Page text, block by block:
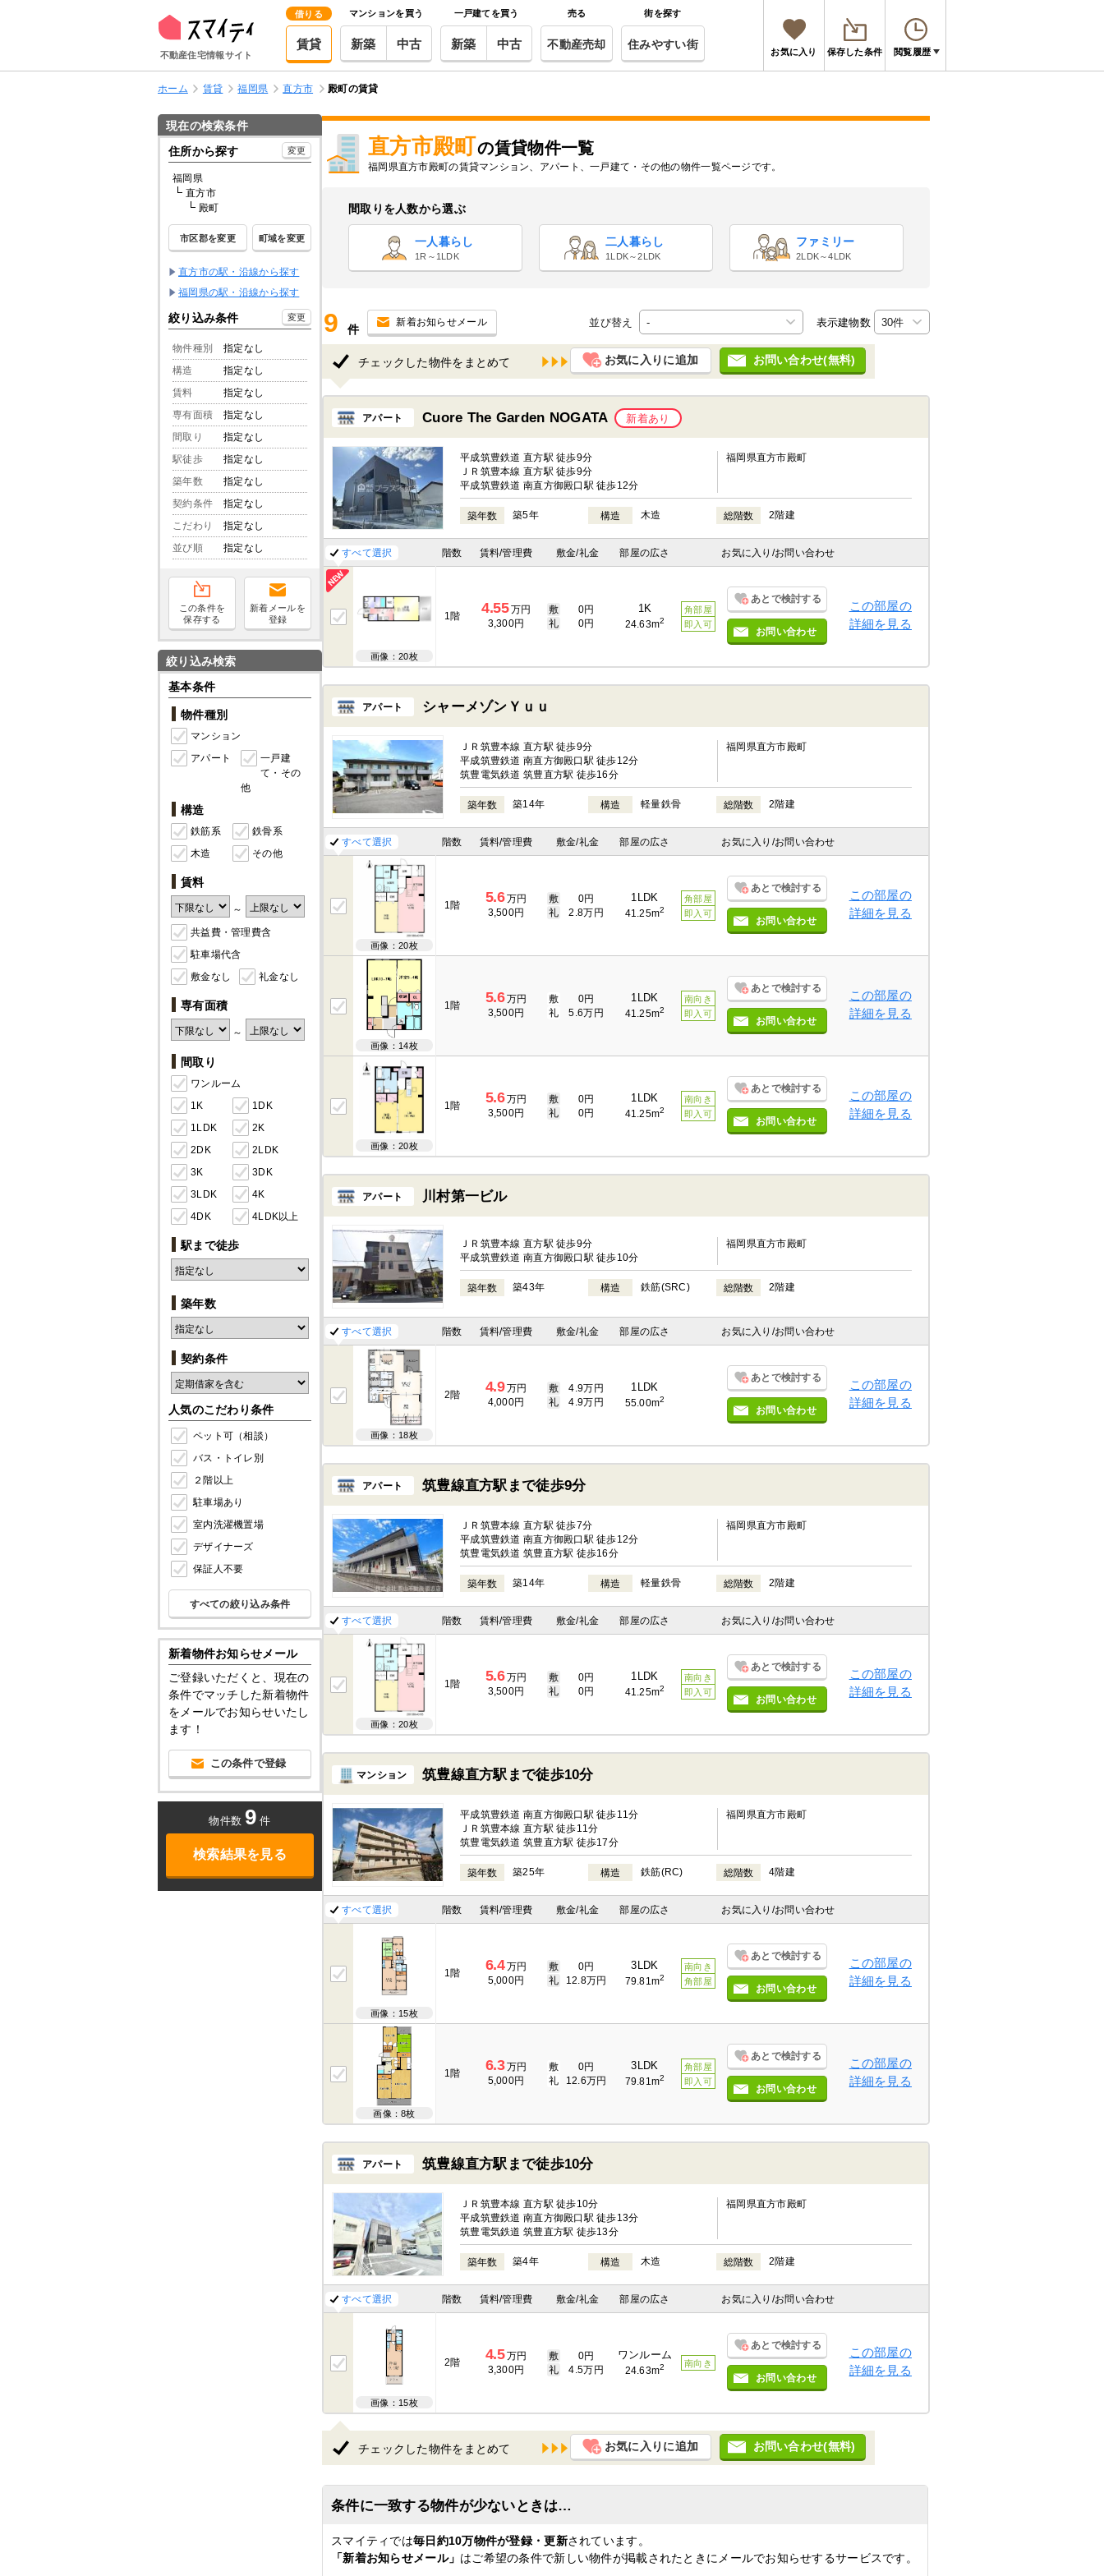
不動産住宅情報サイト
借りる
賃貸
マンションを買う
新築 中古
一戸建てを買う
新築 中古
売る
不動産売却
街を探す
住みやすい街
お気に入り 保存した条件 閲覧履歴
ホーム 賃貸 福岡県 直方市 殿町の賃貸
現在の検索条件
住所から探す
変更
福岡県
直方市
殿町
市区郡を変更 町域を変更
直方市の駅・沿線から探す
福岡県の駅・沿線から探す
絞り込み条件 変更
物件種別
指定なし
構造
指定なし
賃料
指定なし
専有面積
指定なし
間取り
指定なし
駅徒歩
指定なし
築年数
指定なし
契約条件
指定なし
こだわり
指定なし
並び順
指定なし
この条件を
保存する
新着メールを
登録
絞り込み検索
基本条件
物件種別
マンション
アパート
一戸建
て・その
他
構造
鉄筋系
鉄骨系
木造
その他
賃料
～
共益費・管理費含
駐車場代含
敷金なし
礼金なし
専有面積
～
間取り
ワンルーム
1K
1DK
1LDK
2K
2DK
2LDK
3K
3DK
3LDK
4K
4DK
4LDK以上
駅まで徒歩
築年数
契約条件
人気のこだわり条件
ペット可（相談）
バス・トイレ別
２階以上
駐車場あり
室内洗濯機置場
デザイナーズ
保証人不要
すべての絞り込み条件
新着物件お知らせメール
ご登録いただくと、現在の
条件でマッチした新着物件
をメールでお知らせいたし
ます！
この条件で登録
物件数 9 件
検索結果を見る
直方市殿町の賃貸物件一覧
福岡県直方市殿町の賃貸マンション、アパート、一戸建て・その他の物件一覧ページです。
間取りを人数から選ぶ
一人暮らし
1R～1LDK
二人暮らし
1LDK～2LDK
ファミリー
2LDK～4LDK
9 件
新着お知らせメール 表示建物数
並び替え
チェックした物件を お気に入りに追加 お問い合わせ(無料)
アパート Cuore The Garden NOGATA 新着あり
平成筑豊鉄道 直方駅 徒歩9分
ＪＲ筑豊本線 直方駅 徒歩9分
平成筑豊鉄道 南直方御殿口駅 徒歩12分
福岡県直方市殿町
築年数 築5年 構造 木造 総階数 2階建
すべて選択 階数 賃料/管理費 敷金/礼金 部屋の広さ お気に入り /お問い合わせ
画像：20枚
1階 4.55万円
3,300円
敷
0円
礼
0円
1K
24.63m2
角部屋
即入可
あとで検討する
お問い合わせ
この部屋の
詳細を見る
アパート シャーメゾンＹｕｕ
ＪＲ筑豊本線 直方駅 徒歩9分
平成筑豊鉄道 南直方御殿口駅 徒歩12分
筑豊電気鉄道 筑豊直方駅 徒歩16分
福岡県直方市殿町
築年数 築14年 構造 軽量鉄骨 総階数 2階建
すべて選択 階数 賃料/管理費 敷金/礼金 部屋の広さ お気に入り /お問い合わせ
画像：20枚
1階 5.6万円
3,500円
敷
0円
礼
2.8万円
1LDK
41.25m2
角部屋
即入可
あとで検討する
お問い合わせ
この部屋の
詳細を見る
画像：14枚
1階 5.6万円
3,500円
敷
0円
礼
5.6万円
1LDK
41.25m2
南向き
即入可
あとで検討する
お問い合わせ
この部屋の
詳細を見る
画像：20枚
1階 5.6万円
3,500円
敷
0円
礼
0円
1LDK
41.25m2
南向き
即入可
あとで検討する
お問い合わせ
この部屋の
詳細を見る
アパート 川村第一ビル
ＪＲ筑豊本線 直方駅 徒歩9分
平成筑豊鉄道 南直方御殿口駅 徒歩10分
福岡県直方市殿町
築年数 築43年 構造 鉄筋(SRC) 総階数 2階建
すべて選択 階数 賃料/管理費 敷金/礼金 部屋の広さ お気に入り /お問い合わせ
画像：18枚
2階 4.9万円
4,000円
敷
4.9万円
礼
4.9万円
1LDK
55.00m2
あとで検討する
お問い合わせ
この部屋の
詳細を見る
アパート 筑豊線直方駅まで徒歩9分
ＪＲ筑豊本線 直方駅 徒歩7分
平成筑豊鉄道 南直方御殿口駅 徒歩12分
筑豊電気鉄道 筑豊直方駅 徒歩16分
福岡県直方市殿町
築年数 築14年 構造 軽量鉄骨 総階数 2階建
すべて選択 階数 賃料/管理費 敷金/礼金 部屋の広さ お気に入り /お問い合わせ
画像：20枚
1階 5.6万円
3,500円
敷
0円
礼
0円
1LDK
41.25m2
南向き
即入可
あとで検討する
お問い合わせ
この部屋の
詳細を見る
マンション 筑豊線直方駅まで徒歩10分
平成筑豊鉄道 南直方御殿口駅 徒歩11分
ＪＲ筑豊本線 直方駅 徒歩11分
筑豊電気鉄道 筑豊直方駅 徒歩17分
福岡県直方市殿町
築年数 築25年 構造 鉄筋(RC) 総階数 4階建
すべて選択 階数 賃料/管理費 敷金/礼金 部屋の広さ お気に入り /お問い合わせ
画像：15枚
1階 6.4万円
5,000円
敷
0円
礼
12.8万円
3LDK
79.81m2
南向き
角部屋
あとで検討する
お問い合わせ
この部屋の
詳細を見る
画像：8枚
1階 6.3万円
5,000円
敷
0円
礼
12.6万円
3LDK
79.81m2
角部屋
即入可
あとで検討する
お問い合わせ
この部屋の
詳細を見る
アパート 筑豊線直方駅まで徒歩10分
ＪＲ筑豊本線 直方駅 徒歩10分
平成筑豊鉄道 南直方御殿口駅 徒歩13分
筑豊電気鉄道 筑豊直方駅 徒歩13分
福岡県直方市殿町
築年数 築4年 構造 木造 総階数 2階建
すべて選択 階数 賃料/管理費 敷金/礼金 部屋の広さ お気に入り /お問い合わせ
画像：15枚
2階 4.5万円
3,300円
敷
0円
礼
4.5万円
ワンルーム
24.63m2 南向き
あとで検討する
お問い合わせ
この部屋の
詳細を見る
チェックした物件を お気に入りに追加 お問い合わせ(無料)
条件に一致する物件が少ないときは…
スマイティでは毎日約10万物件が登録・更新されています。
「新着お知らせメール」 はご希望の条件で新しい物件が掲載されたときにメールでお知らせするサービスです。